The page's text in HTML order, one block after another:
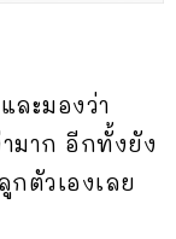
ละมองว่า
มาก อีกทั้งยัง
ตัวเองเลย